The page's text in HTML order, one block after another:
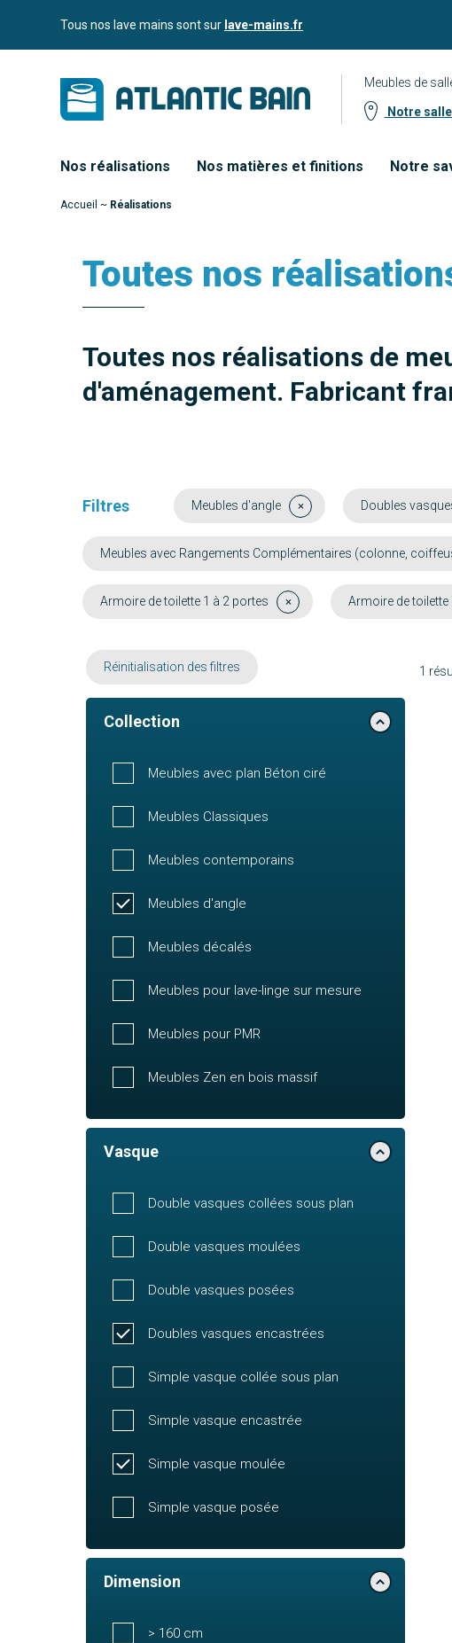
Aller auTous nos lave mains sont sur lave-mains.fr
Meubles de
Notre
Nos réalisations Nos matières et finitions Notre
Accueil ~ Réalisations
Toutes nos
Toutes nos réalisations de
d'aménagement. Fabricant
Filtres Meubles d'angle Doubles
Meubles avec Rangements Complémentaires (colonne,
Armoire de toilette 1 à 2 portes Armoire de
Réinitialisation des filtres
Collection
Meubles avec plan Béton ciré
Meubles Classiques
Meubles contemporains
Meubles d'angle
Meubles décalés
Meubles pour lave-linge sur mesure
Meubles pour PMR
Meubles Zen en bois massif
Vasque
Double vasques collées sous plan
Double vasques moulées
Double vasques posées
Doubles vasques encastrées
Simple vasque collée sous plan
Simple vasque encastrée
Simple vasque moulée
Simple vasque posée
Dimension
> 160 cm
1